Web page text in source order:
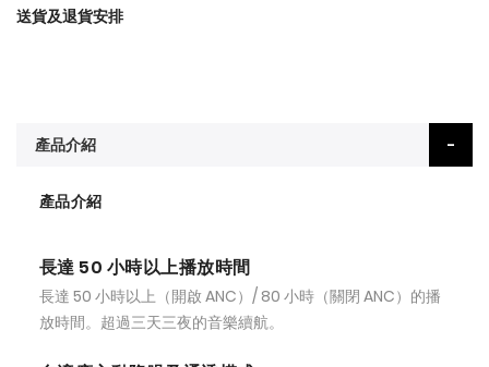
送貨及退貨安排
產品介紹
產品介紹
長達 50 小時以上播放時間
長達 50 小時以上（開啟 ANC）/ 80 小時（關閉 ANC）的播
放時間。超過三天三夜的音樂續航。